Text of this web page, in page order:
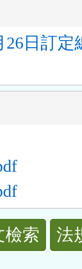
26日訂定
檢索 法